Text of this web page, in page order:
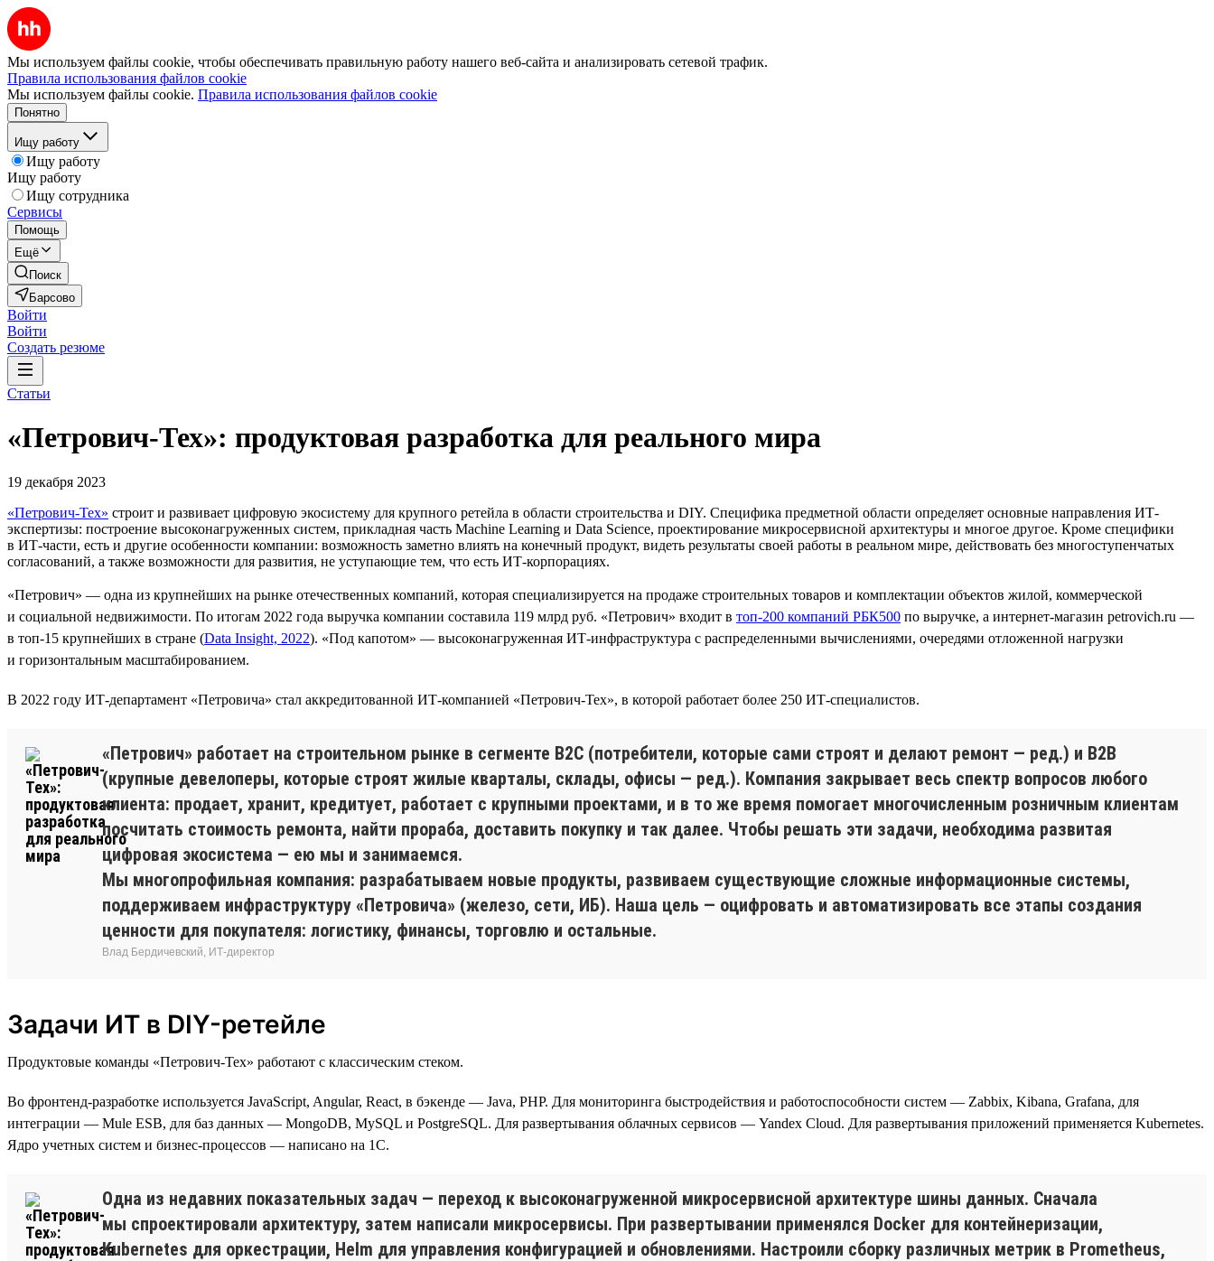
Мы используем файлы cookie, чтобы обеспечивать правильную работу нашего веб-сайта и анализировать сетевой трафик.
Правила использования файлов cookie
Мы используем файлы cookie. Правила использования файлов cookie
Понятно
Ищу работу
Ищу работу
Ищу работу
Ищу сотрудника
Сервисы
Помощь
Ещё
Поиск
Барсово
Войти
Войти
Создать резюме
Статьи
«Петрович-Тех»: продуктовая разработка для реального мира
19 декабря 2023
«Петрович-Тех» строит и развивает цифровую экосистему для крупного ретейла в области строительства и DIY. Специфика предметной области определяет основные направления ИТ-
экспертизы: построение высоконагруженных систем, прикладная часть Machine Learning и Data Science, проектирование микросервисной архитектуры и многое другое. Кроме специфики
в ИТ-части, есть и другие особенности компании: возможность заметно влиять на конечный продукт, видеть результаты своей работы в реальном мире, действовать без многоступенчатых
согласований, а также возможности для развития, не уступающие тем, что есть ИТ-корпорациях.
«Петрович» — одна из крупнейших на рынке отечественных компаний, которая специализируется на продаже строительных товаров и комплектации объектов жилой, коммерческой
и социальной недвижимости. По итогам 2022 года выручка компании составила 119 млрд руб. «Петрович» входит в топ-200 компаний РБК500 по выручке, а интернет-магазин petrovich.ru —
в топ-15 крупнейших в стране (Data Insight, 2022). «Под капотом» — высоконагруженная ИТ-инфраструктура с распределенными вычислениями, очередями отложенной нагрузки
и горизонтальным масштабированием.
В 2022 году ИТ-департамент «Петровича» стал аккредитованной ИТ-компанией «Петрович-Тех», в которой работает более 250 ИТ-специалистов.
«Петрович» работает на строительном рынке в сегменте B2C (потребители, которые сами строят и делают ремонт — ред.) и B2B
(крупные девелоперы, которые строят жилые кварталы, склады, офисы — ред.). Компания закрывает весь спектр вопросов любого
клиента: продает, хранит, кредитует, работает с крупными проектами, и в то же время помогает многочисленным розничным клиентам
посчитать стоимость ремонта, найти прораба, доставить покупку и так далее. Чтобы решать эти задачи, необходима развитая
цифровая экосистема — ею мы и занимаемся.
Мы многопрофильная компания: разрабатываем новые продукты, развиваем существующие сложные информационные системы,
поддерживаем инфраструктуру «Петровича» (железо, сети, ИБ). Наша цель — оцифровать и автоматизировать все этапы создания
ценности для покупателя: логистику, финансы, торговлю и остальные.
Влад Бердичевский, ИТ-директор
Задачи ИТ в DIY-ретейле
Продуктовые команды «Петрович-Тех» работают с классическим стеком.
Во фронтенд-разработке используется JavaScript, Angular, React, в бэкенде — Java, PHP. Для мониторинга быстродействия и работоспособности систем — Zabbix, Kibana, Grafana, для
интеграции — Mule ESB, для баз данных — MongoDB, MySQL и PostgreSQL. Для развертывания облачных сервисов — Yandex Cloud. Для развертывания приложений применяется Kubernetes.
Ядро учетных систем и бизнес-процессов — написано на 1С.
Одна из недавних показательных задач — переход к высоконагруженной микросервисной архитектуре шины данных. Сначала
мы спроектировали архитектуру, затем написали микросервисы. При развертывании применялся Docker для контейнеризации,
Kubernetes для оркестрации, Helm для управления конфигурацией и обновлениями. Настроили сборку различных метрик в Prometheus,